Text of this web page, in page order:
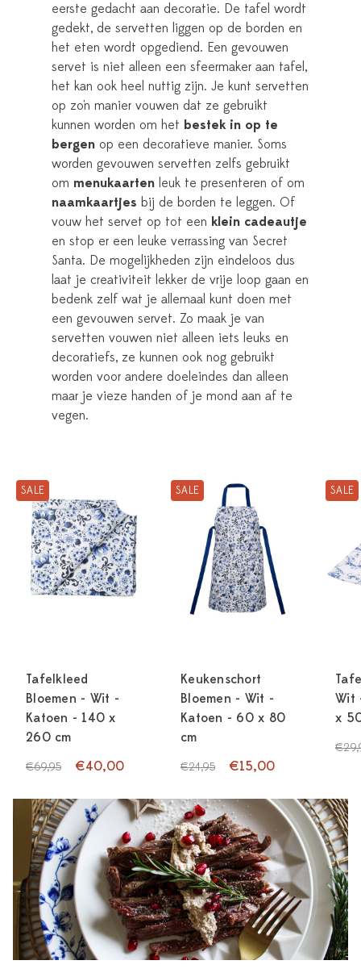
eerste gedacht aan decoratie. De tafel wordt
gedekt, de servetten liggen op de borden en
het eten wordt opgediend. Een gevouwen
servet is niet alleen een sfeermaker aan tafel,
het kan ook heel nuttig zijn. Je kunt servetten
op zo'n manier vouwen dat ze gebruikt
kunnen worden om het bestek in op te
bergen op een decoratieve manier. Soms
worden gevouwen servetten zelfs gebruikt
om menukaarten leuk te presenteren of om
naamkaartjes bij de borden te leggen. Of
vouw het servet op tot een klein cadeautje
en stop er een leuke verrassing van Secret
Santa. De mogelijkheden zijn eindeloos dus
laat je creativiteit lekker de vrije loop gaan en
bedenk zelf wat je allemaal kunt doen met
een gevouwen servet. Zo maak je van
servetten vouwen niet alleen iets leuks en
decoratiefs, ze kunnen ook nog gebruikt
worden voor andere doeleindes dan alleen
maar je vieze handen of je mond aan af te
vegen.
SALE
Tafelkleed
Bloemen - Wit -
Katoen - 140 x
260 cm
€69,95 €40,00
SALE
Keukenschort
Bloemen - Wit -
Katoen - 60 x 80
cm
€24,95 €15,00
SALE
Wit
x